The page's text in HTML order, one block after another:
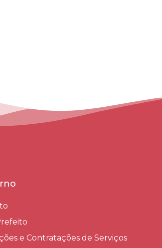
e Contratações de Serviços​